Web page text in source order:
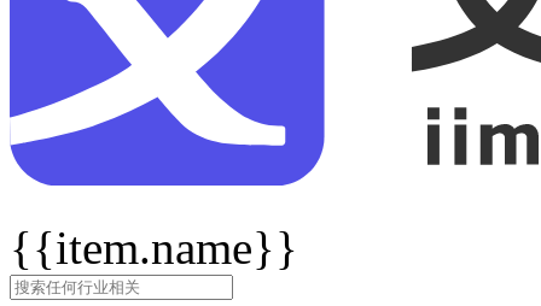
{{item.name}}